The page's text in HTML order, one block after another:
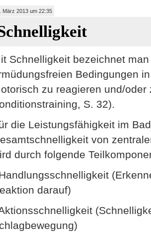
März 2013 um 22:35
Schnelligkeit bezeichnet
Bedingungen
zu reagieren und/
S. 32).
die Leistungsfähigkeit im
von
durch folgende
darauf)